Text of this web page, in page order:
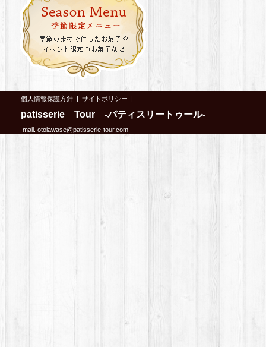
個人情報保護方針 | サイトポリシー |
patisserie Tour -パティスリートゥール-
mail. otoiawase@patisserie-tour.com